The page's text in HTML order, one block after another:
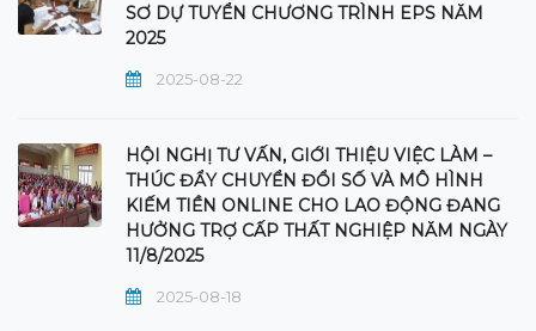
SƠ DỰ TUYỂN CHƯƠNG TRÌNH EPS NĂM
2025
2025-08-22
HỘI NGHỊ TƯ VẤN, GIỚI THIỆU VIỆC LÀM –
THÚC ĐẨY CHUYỂN ĐỔI SỐ VÀ MÔ HÌNH
KIẾM TIỀN ONLINE CHO LAO ĐỘNG ĐANG
HƯỞNG TRỢ CẤP THẤT NGHIỆP NĂM NGÀY
11/8/2025
2025-08-18